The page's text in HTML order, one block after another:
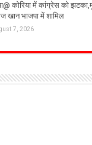
कोरिया में कांग्रेस को
खान भाजपा में शामिल
7, 2026